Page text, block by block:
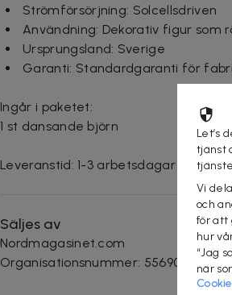
Strömförsörjning: Solcellsdriven
Användning: Dekorativ figur som
Ursprungsland: Sverige
Garanti: Standardgaranti för
Ingår i paketet:
1 st dansande björn
Leveranstid: 1-3 arbetsdagar
Säljes av
Nordmagasinet.com
Organisationsnummer: 556905-5238
Let’s
tjänst
Vi
och
för att
hur
“Jag
när